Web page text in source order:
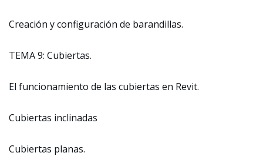
Creación y configuración de barandillas.
TEMA 9: Cubiertas.
El funcionamiento de las cubiertas en Revit.
Cubiertas inclinadas
Cubiertas planas.